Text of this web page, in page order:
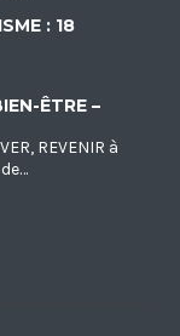
: 18
ÊTRE –
REVENIR à